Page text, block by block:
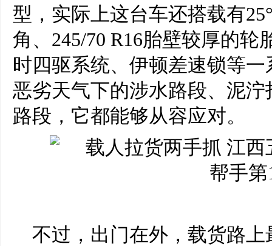
型，实际上这台车还搭载有
角、245/70 R16胎壁较厚的
时四驱系统、伊顿差速锁等
恶劣天气下的涉水路段、泥
路段，它都能够从容应对。
不过，出门在外，载货路